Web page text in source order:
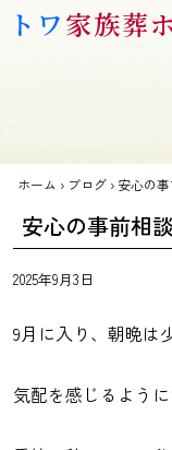
Skip to main content
トワ家族葬
ホーム › ブログ › 安心の
安心の事前相談
2025年9月3日
9月に入り、朝晩は
気配を感じるように